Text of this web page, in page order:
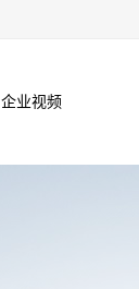
企业视频